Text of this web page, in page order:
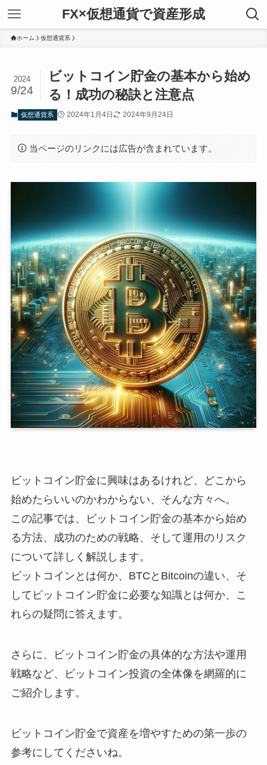
FX×仮想通貨で資産形成
ホーム 仮想通貨系
ビットコイン貯金の基本から始め
る！成功の秘訣と注意点
2024
9/24
仮想通貨系 2024年1月4日 2024年9月24日
当ページのリンクには広告が含まれています。
ビットコイン貯金に興味はあるけれど、どこから
始めたらいいのかわからない、そんな方々へ。
この記事では、ビットコイン貯金の基本から始め
る方法、成功のための戦略、そして運用のリスク
について詳しく解説します。
ビットコインとは何か、BTCとBitcoinの違い、そ
してビットコイン貯金に必要な知識とは何か、こ
れらの疑問に答えます。
さらに、ビットコイン貯金の具体的な方法や運用
戦略など、ビットコイン投資の全体像を網羅的に
ご紹介します。
ビットコイン貯金で資産を増やすための第一歩の
参考にしてくださいね。